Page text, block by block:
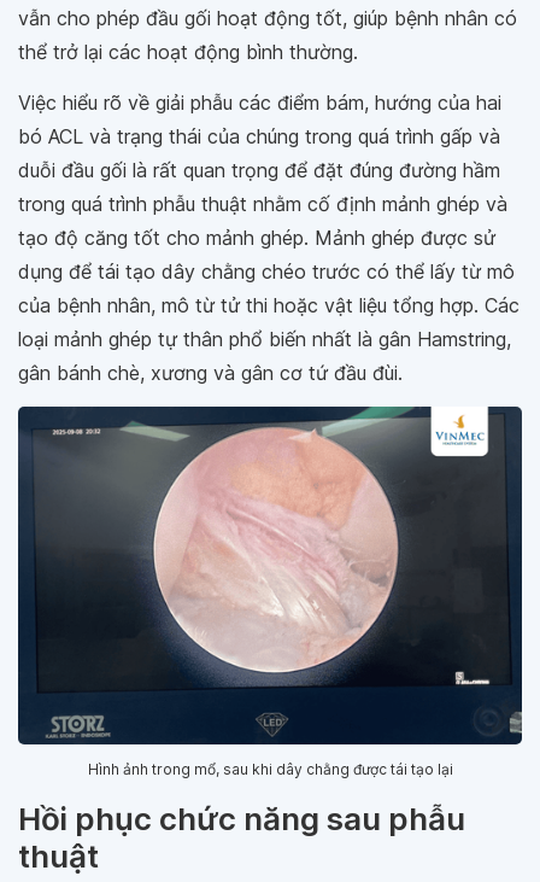
vẫn cho phép đầu gối hoạt động tốt, giúp bệnh nhân có
thể trở lại các hoạt động bình thường.
Việc hiểu rõ về giải phẫu các điểm bám, hướng của hai
bó ACL và trạng thái của chúng trong quá trình gấp và
duỗi đầu gối là rất quan trọng để đặt đúng đường hầm
trong quá trình phẫu thuật nhằm cố định mảnh ghép và
tạo độ căng tốt cho mảnh ghép. Mảnh ghép được sử
dụng để tái tạo dây chằng chéo trước có thể lấy từ mô
của bệnh nhân, mô từ tử thi hoặc vật liệu tổng hợp. Các
loại mảnh ghép tự thân phổ biến nhất là gân Hamstring,
gân bánh chè, xương và gân cơ tứ đầu đùi.
Hình ảnh trong mổ, sau khi dây chằng được tái tạo lại
Hồi phục chức năng sau phẫu
thuật